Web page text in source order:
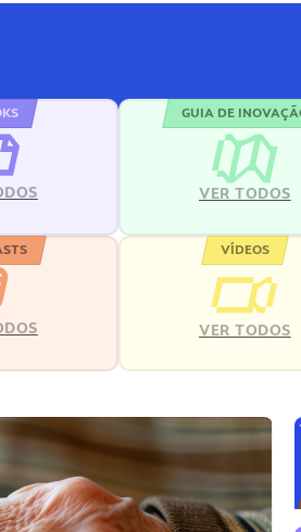
GUIA DE
VER TODOS
VÍDEOS
VER TODOS